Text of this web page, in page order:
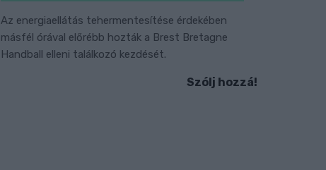
Az energiaellátás tehermentesítése érdekében
másfél órával előrébb hozták a Brest Bretagne
Handball elleni találkozó kezdését.
Szólj hozzá!